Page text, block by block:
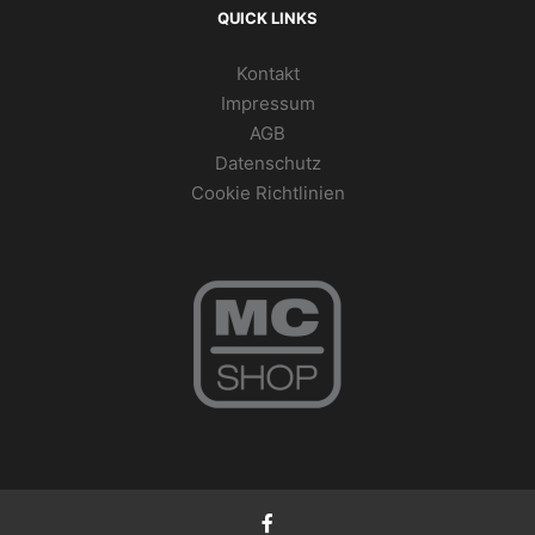
QUICK LINKS
Kontakt
Impressum
AGB
Datenschutz
Cookie Richtlinien